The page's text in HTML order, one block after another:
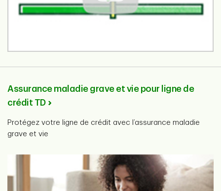
Assurance maladie grave et vie pour ligne de
crédit TD
Protégez votre ligne de crédit avec l’assurance maladie
grave et vie